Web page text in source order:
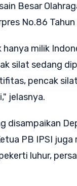
Besar
No.86 Tahun
milik
silat sedang
pencak
jelasnya.
disampaikan
PB IPSI
luhur,